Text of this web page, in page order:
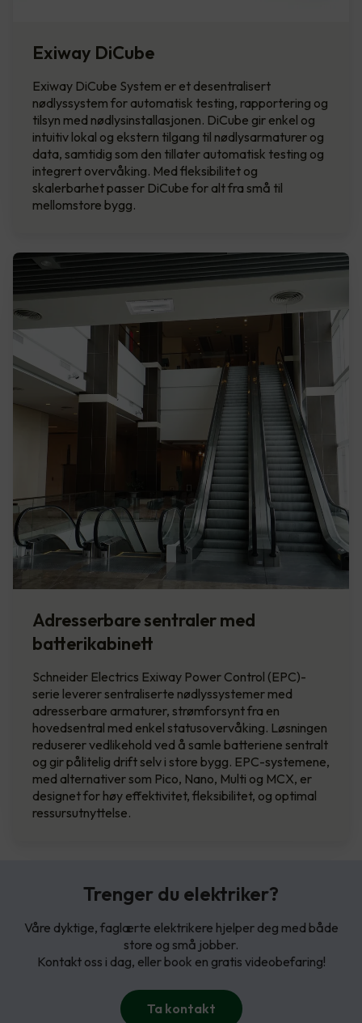
Exiway DiCube
Exiway DiCube System er et desentralisert
nødlyssystem for automatisk testing, rapportering og
tilsyn med nødlysinstallasjonen. DiCube gir enkel og
intuitiv lokal og ekstern tilgang til nødlysarmaturer og
data, samtidig som den tillater automatisk testing og
integrert overvåking. Med fleksibilitet og
skalerbarhet passer DiCube for alt fra små til
mellomstore bygg.
Adresserbare sentraler med
batterikabinett
Schneider Electrics Exiway Power Control (EPC)-
serie leverer sentraliserte nødlyssystemer med
adresserbare armaturer, strømforsynt fra en
hovedsentral med enkel statusovervåking. Løsningen
reduserer vedlikehold ved å samle batteriene sentralt
og gir pålitelig drift selv i store bygg. EPC-systemene,
med alternativer som Pico, Nano, Multi og MCX, er
designet for høy effektivitet, fleksibilitet, og optimal
ressursutnyttelse.
Trenger du elektriker?
Våre dyktige, faglærte elektrikere hjelper deg med både
store og små jobber.
Kontakt oss i dag, eller book en gratis videobefaring!
Ta kontakt